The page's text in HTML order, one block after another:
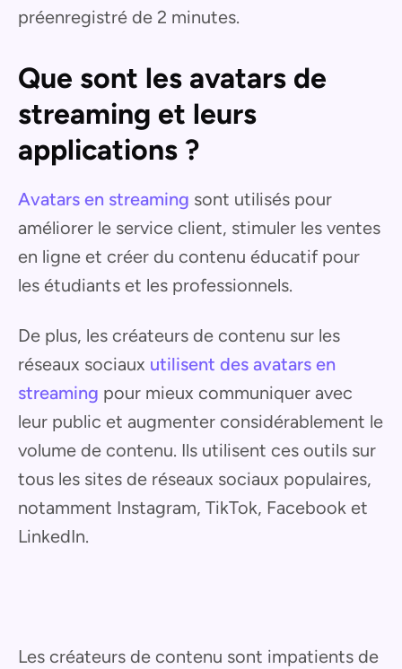
préenregistré de 2 minutes.
Que sont les avatars de
streaming et leurs
applications ?
Avatars en streaming sont utilisés pour
améliorer le service client, stimuler les ventes
en ligne et créer du contenu éducatif pour
les étudiants et les professionnels.
De plus, les créateurs de contenu sur les
réseaux sociaux utilisent des avatars en
streaming pour mieux communiquer avec
leur public et augmenter considérablement le
volume de contenu. Ils utilisent ces outils sur
tous les sites de réseaux sociaux populaires,
notamment Instagram, TikTok, Facebook et
LinkedIn.
Les créateurs de contenu sont impatients de